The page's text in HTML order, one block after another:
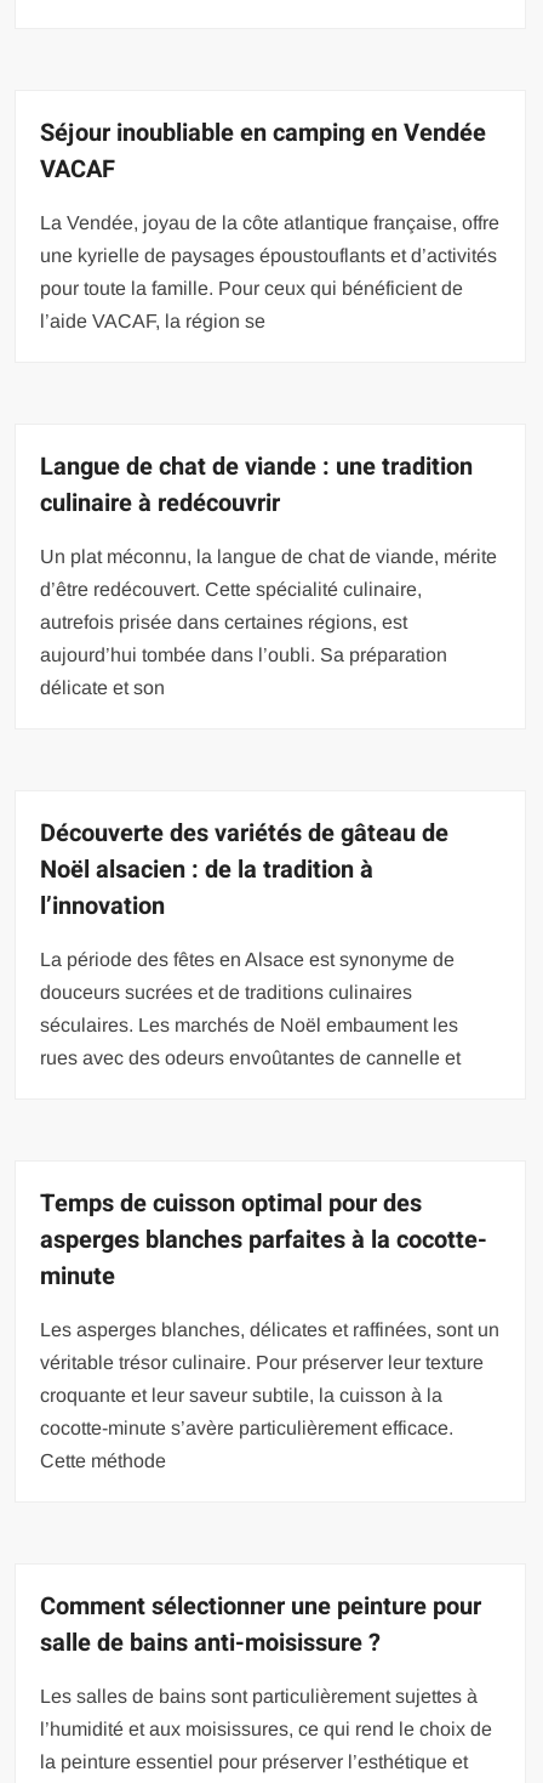
Séjour inoubliable en camping en Vendée
VACAF
La Vendée, joyau de la côte atlantique française, offre
une kyrielle de paysages époustouflants et d’activités
pour toute la famille. Pour ceux qui bénéficient de
l’aide VACAF, la région se
Langue de chat de viande : une tradition
culinaire à redécouvrir
Un plat méconnu, la langue de chat de viande, mérite
d’être redécouvert. Cette spécialité culinaire,
autrefois prisée dans certaines régions, est
aujourd’hui tombée dans l’oubli. Sa préparation
délicate et son
Découverte des variétés de gâteau de
Noël alsacien : de la tradition à
l’innovation
La période des fêtes en Alsace est synonyme de
douceurs sucrées et de traditions culinaires
séculaires. Les marchés de Noël embaument les
rues avec des odeurs envoûtantes de cannelle et
Temps de cuisson optimal pour des
asperges blanches parfaites à la cocotte-
minute
Les asperges blanches, délicates et raffinées, sont un
véritable trésor culinaire. Pour préserver leur texture
croquante et leur saveur subtile, la cuisson à la
cocotte-minute s’avère particulièrement efficace.
Cette méthode
Comment sélectionner une peinture pour
salle de bains anti-moisissure ?
Les salles de bains sont particulièrement sujettes à
l’humidité et aux moisissures, ce qui rend le choix de
la peinture essentiel pour préserver l’esthétique et